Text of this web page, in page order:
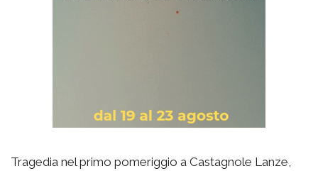
Tragedia nel primo pomeriggio a Castagnole Lanze,